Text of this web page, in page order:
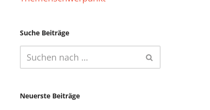
Suche Beiträge
Neuerste Beiträge